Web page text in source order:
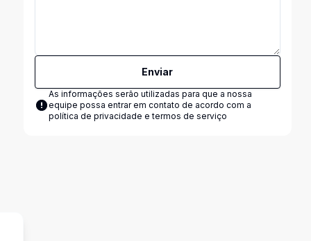
Enviar
As informações serão utilizadas para que a nossa
equipe possa entrar em contato de acordo com a
política de privacidade e termos de serviço